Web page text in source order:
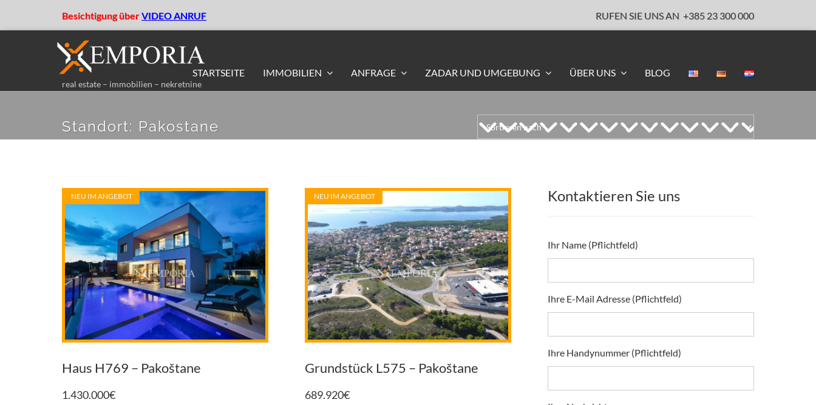
Besichtigung überVIDEO ANRUF RUFEN SIE UNS AN +385 23 300 000
real estate – immobilien – nekretnine
STARTSEITE IMMOBILIEN ANFRAGE ZADAR UND UMGEBUNG ÜBER UNS BLOG
Standort: Pakostane
NEU IM ANGEBOT
Haus H769 – Pakoštane
1.430.000€
NEU IM ANGEBOT
Grundstück L575 – Pakoštane
689.920€
Kontaktieren Sie uns
Ihr Name (Pflichtfeld)
Ihre E-Mail Adresse (Pflichtfeld)
Ihre Handynummer (Pflichtfeld)